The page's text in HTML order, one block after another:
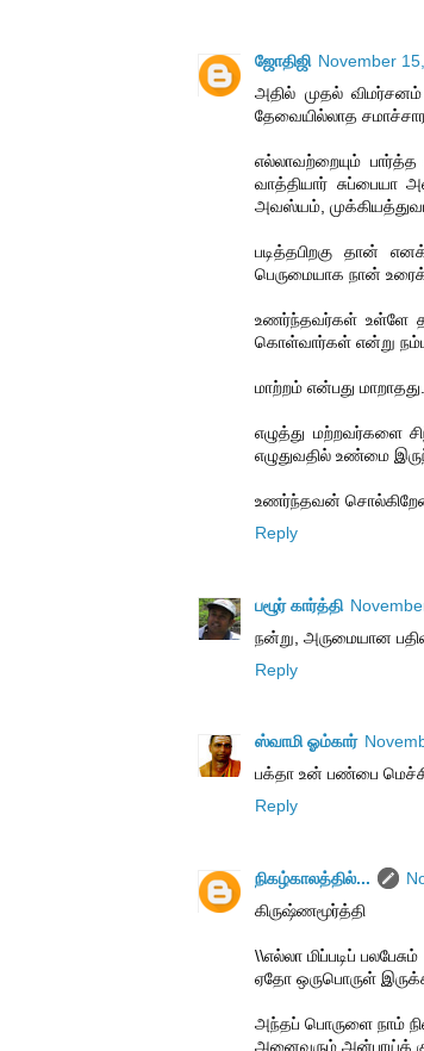
ஜோதிஜி November
அதில் முதல் விமர்சனம்
தேவையில்லாத
எல்லாவற்றையும்
வாத்தியார் சுப்பையா
அவஸ்யம், முக்கியத்துவம்
படித்தபிறகு தான்
பெருமையாக நான்
உணர்ந்தவர்கள் உள்ளே
கொள்வார்கள் என்று
மாற்றம் என்பது
எழுத்து மற்றவர்களை
எழுதுவதில் உண்மை
உணர்ந்தவன் சொல்கிறேன்
Reply
பழூர் கார்த்தி
நன்று, அருமையான
Reply
ஸ்வாமி ஓம்கார்
பக்தா உன் பண்பை
Reply
நிகழ்காலத்தில்...
கிருஷ்ணமூர்த்தி
\\எல்லா மிப்படிப் பலபேசும்
ஏதோ ஒருபொருள்
அந்தப் பொருளை நாம்
அனைவரும் அன்பாய்க்